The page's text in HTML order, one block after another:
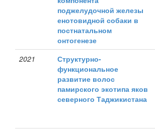
поджелудочной железы
енотовидной собаки в
постнатальном
онтогенезе
2021
Структурно-
функциональное
развитие волос
памирского экотипа яков
северного Таджикистана